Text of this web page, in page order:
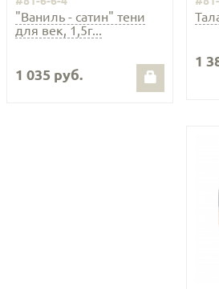
"Ваниль - сатин" тени
для век, 1,5г...
1 035 руб.
1